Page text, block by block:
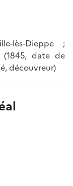
lès-Dieppe ;
date de
découvreur)